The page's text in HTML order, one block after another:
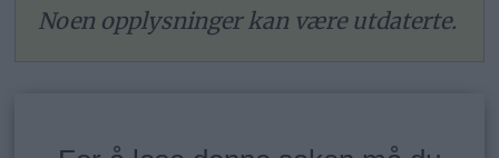
Noen opplysninger kan være utdaterte.